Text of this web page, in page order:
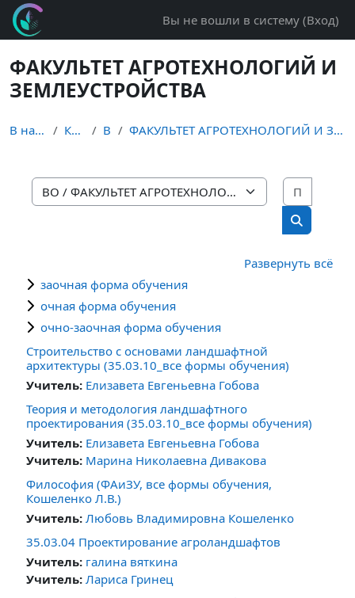
Перейти к основному содержанию
Вы не вошли в систему (Вход)
ФАКУЛЬТЕТ АГРОТЕХНОЛОГИЙ И
ЗЕМЛЕУСТРОЙСТВА
В начало Курсы ВО ФАКУЛЬТЕТ АГРОТЕХНОЛОГИЙ И ЗЕМЛЕУСТРОЙСТВА
Категории курсов
Поиск
Развернуть всё
заочная форма обучения
очная форма обучения
очно-заочная форма обучения
Строительство с основами ландшафтной
архитектуры (35.03.10_все формы обучения)
Учитель: Елизавета Евгеньевна Гобова
Теория и методология ландшафтного
проектирования (35.03.10_все формы обучения)
Учитель: Елизавета Евгеньевна Гобова
Учитель: Марина Николаевна Дивакова
Философия (ФАиЗУ, все формы обучения,
Кошеленко Л.В.)
Учитель: Любовь Владимировна Кошеленко
35.03.04 Проектирование агроландшафтов
Учитель: галина вяткина
Учитель: Лариса Гринец